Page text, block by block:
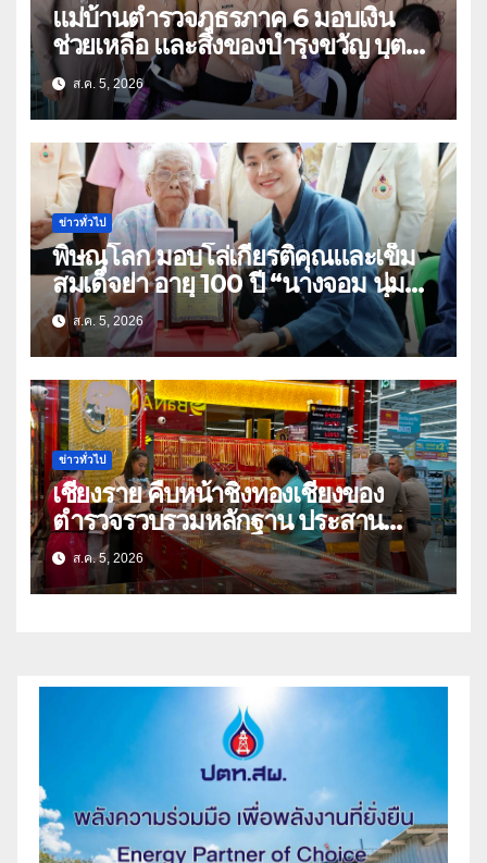
แม่บ้านตำรวจภูธรภาค 6 มอบเงิน
ช่วยเหลือ และสิ่งของบำรุงขวัญ บุตร-
ธิดา ข้าราชการตำรวจจังหวัด
อุทัยธานี
ส.ค. 5, 2026
ข่าวทั่วไป
พิษณุโลก มอบโล่เกียรติคุณและเข็ม
สมเด็จย่า อายุ 100 ปี “นางจอม นุ่ม
เนตร” ตำบลบ้านกร่าง อำเภอเมือง
ส.ค. 5, 2026
ข่าวทั่วไป
เชียงราย คืบหน้าชิงทองเชียงของ
ตำรวจรวบรวมหลักฐาน ประสาน
สปป.ลาว ติดตามจับกุม
ส.ค. 5, 2026